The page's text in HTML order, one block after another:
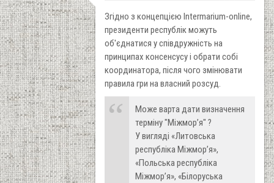
Згідно з концепцією Intermarium-online,
президенти республік можуть
об'єднатися у співдружність на
принципах консенсусу і обрати собі
координатора, після чого змінювати
правила гри на власний розсуд.
Може варта дати визначення
терміну "Міжмор’я" ?
У вигляді «Литовська
республіка Міжмор’я»,
«Польська республіка
Міжмор’я», «Білоруська